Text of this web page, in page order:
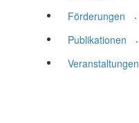
Förderungen
.
Publikationen
.
Veranstaltungen